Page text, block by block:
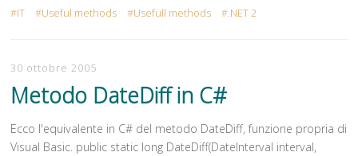
IT Useful methods Usefull methods .NET 2
30 ottobre 2005
Metodo DateDiff in C#
Ecco l'equivalente in C# del metodo DateDiff, funzione propria di
Visual Basic. public static long DateDiff(DateInterval interval,